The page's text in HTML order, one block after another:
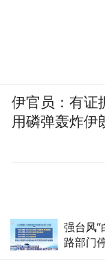
斯诺克
大卫·吉
伊官员：有证
用磷弹轰炸伊